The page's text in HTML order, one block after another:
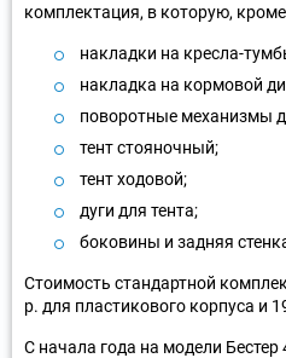
комплектация, в которую,
накладки на кресла-
накладка на кормовой
поворотные механизмы
тент стояночный;
тент ходовой;
дуги для тента;
боковины и задняя
Стоимость стандартной
р. для пластикового корпуса и
С начала года на модели Бестер